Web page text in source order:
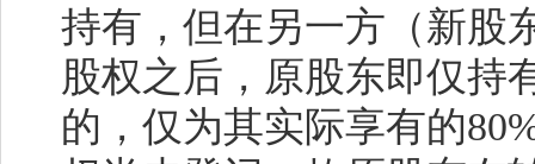
持有，但在另一方（新股
股权之后，原股东即仅持
的，仅为其实际享有的